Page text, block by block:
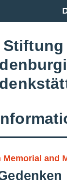
Go
Stiftung
Memorial and